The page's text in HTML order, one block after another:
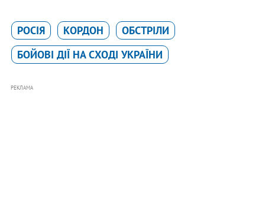
РОСІЯ КОРДОН
ОБСТРІЛИ
БОЙОВІ ДІЇ НА СХОДІ УКРАЇНИ
РЕКЛАМА